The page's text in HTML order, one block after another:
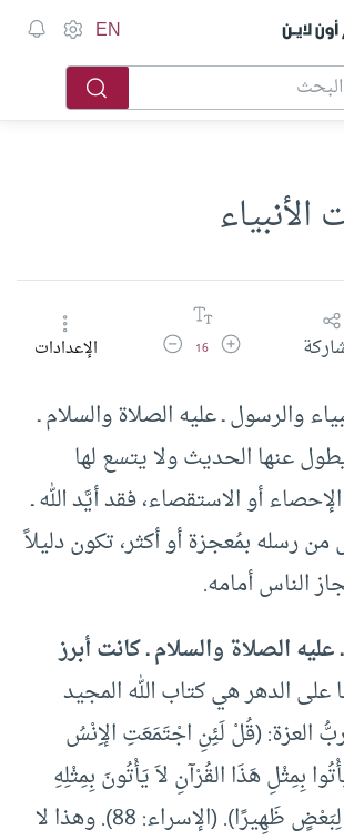
أون لاين EN
زيادة حجم الخط
16 تقليل حجم الخطالإعدادات
والرسول ـ عليه الصلاة والسلام ـ
عنها الحديث ولا يتسع لها
أو الاستقصاء، فقد أيَّد الله ـ
رسله بمُعجزة أو أكثر، تكون دليلاً
الناس أمامه.
الصلاة والسلام ـ كانت أبرز
على الدهر هي كتاب الله المجيد
العزة: (قُلْ لَئِنِ اجْتَمَعَتِ الإِنْسُ
بِمِثْلِ هَذَا القُرْآنِ لاَ يَأْتُونَ بِمِثْلِهِ
ولَوْ كَانَ بَعْضُهُمْ لِبَعْضٍ ظَهِيرًا). (الإسراء: 88). وهذا لا